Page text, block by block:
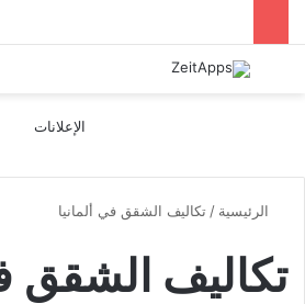
بحث عن
الإعلانات
الرئيسية / تكاليف الشقق في ألمانيا
تكاليف الشقق